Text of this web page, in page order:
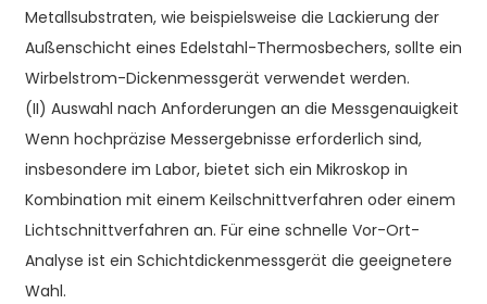
Metallsubstraten, wie beispielsweise die Lackierung der
Außenschicht eines Edelstahl-Thermosbechers, sollte ein
Wirbelstrom-Dickenmessgerät verwendet werden.
(II) Auswahl nach Anforderungen an die Messgenauigkeit
Wenn hochpräzise Messergebnisse erforderlich sind,
insbesondere im Labor, bietet sich ein Mikroskop in
Kombination mit einem Keilschnittverfahren oder einem
Lichtschnittverfahren an. Für eine schnelle Vor-Ort-
Analyse ist ein Schichtdickenmessgerät die geeignetere
Wahl.